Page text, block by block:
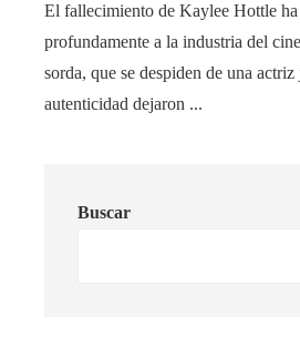
El fallecimiento de Kaylee Hottle
profundamente a la industria del
sorda, que se despiden de una
autenticidad dejaron ...
Buscar